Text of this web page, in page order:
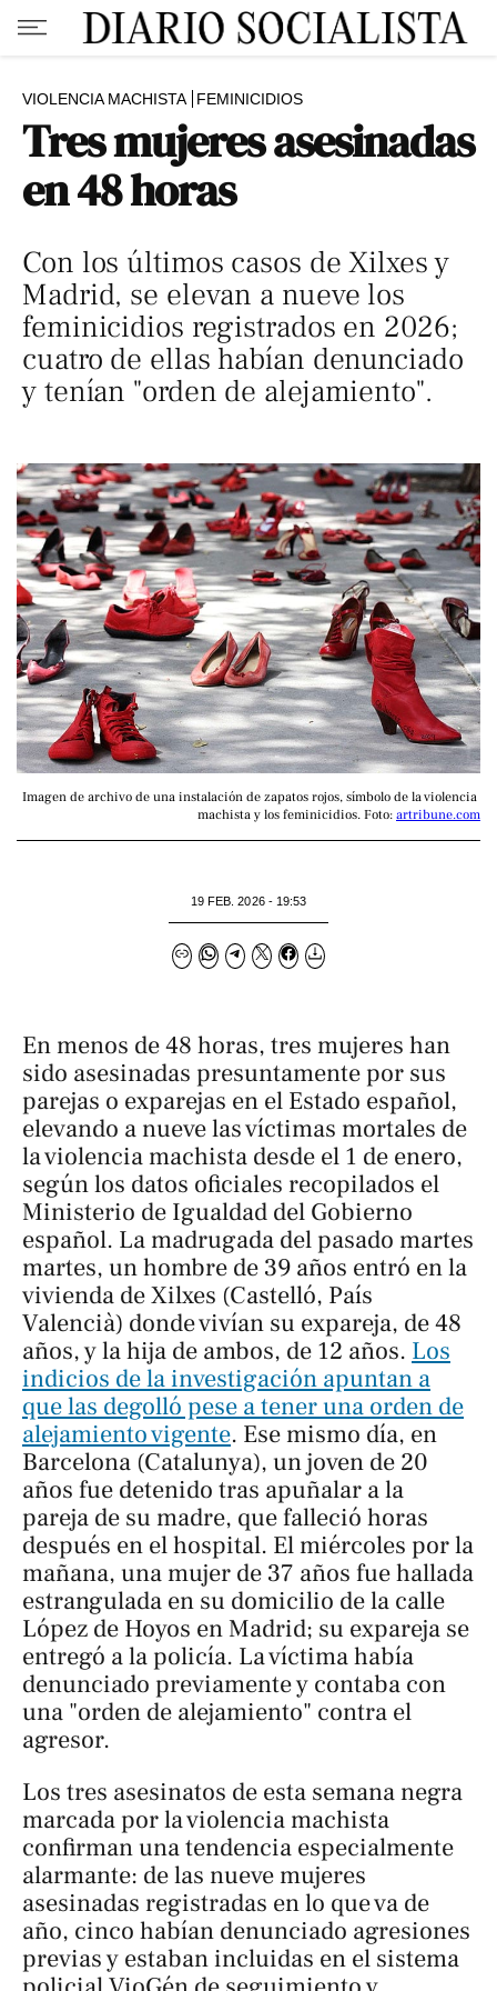
VIOLENCIA MACHISTA FEMINICIDIOS
Tres mujeres asesinadas
en 48 horas
Con los últimos casos de Xilxes y
Madrid, se elevan a nueve los
feminicidios registrados en 2026;
cuatro de ellas habían denunciado
y tenían "orden de alejamiento".
Imagen de archivo de una instalación de zapatos rojos, símbolo de la violencia
machista y los feminicidios. Foto: artribune.com
19 FEB. 2026 - 19:53
En menos de 48 horas, tres mujeres han
sido asesinadas presuntamente por sus
parejas o exparejas en el Estado español,
elevando a nueve las víctimas mortales de
la violencia machista desde el 1 de enero,
según los datos oficiales recopilados el
Ministerio de Igualdad del Gobierno
español. La madrugada del pasado martes
martes, un hombre de 39 años entró en la
vivienda de Xilxes (Castelló, País
Valencià) donde vivían su expareja, de 48
años, y la hija de ambos, de 12 años. Los
indicios de la investigación apuntan a
que las degolló pese a tener una orden de
alejamiento vigente. Ese mismo día, en
Barcelona (Catalunya), un joven de 20
años fue detenido tras apuñalar a la
pareja de su madre, que falleció horas
después en el hospital. El miércoles por la
mañana, una mujer de 37 años fue hallada
estrangulada en su domicilio de la calle
López de Hoyos en Madrid; su expareja se
entregó a la policía. La víctima había
denunciado previamente y contaba con
una "orden de alejamiento" contra el
agresor.
Los tres asesinatos de esta semana negra
marcada por la violencia machista
confirman una tendencia especialmente
alarmante: de las nueve mujeres
asesinadas registradas en lo que va de
año, cinco habían denunciado agresiones
previas y estaban incluidas en el sistema